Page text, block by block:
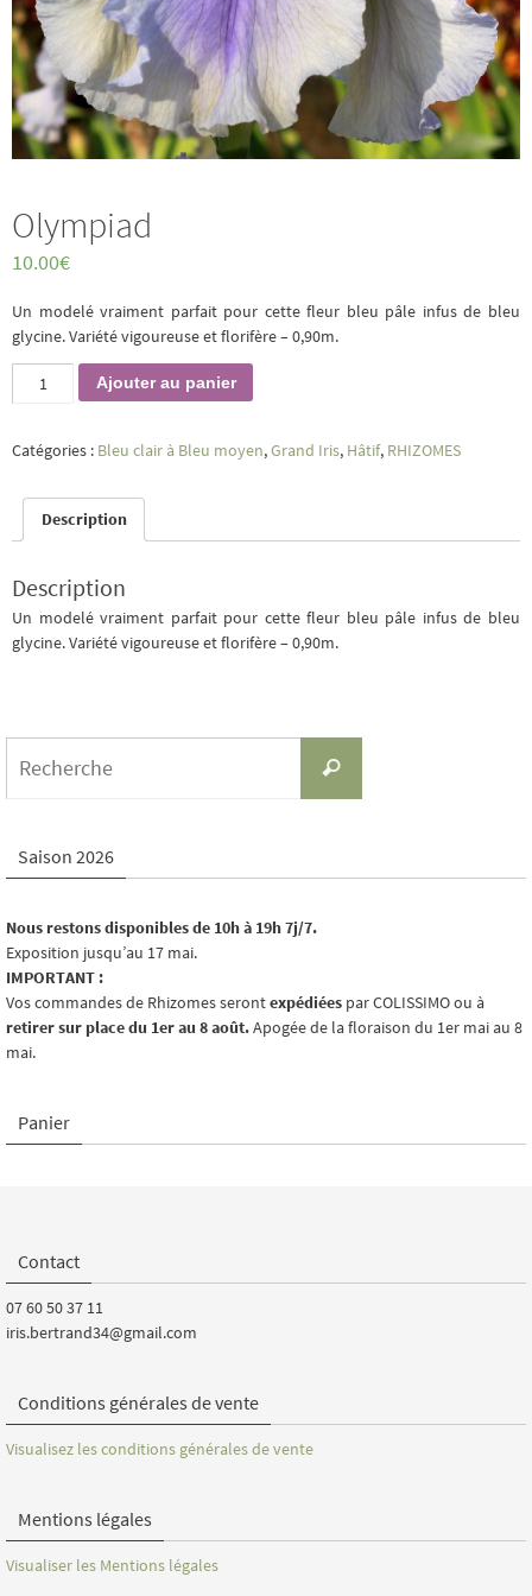
Olympiad
10.00€
Un modelé vraiment parfait pour cette fleur bleu pâle infus de bleu
glycine. Variété vigoureuse et florifère – 0,90m.
quantité
de
Ajouter au panier
Catégories : Bleu clair à Bleu moyen,Grand Iris, Hâtif, RHIZOMES
Description
Description
Un modelé vraiment parfait pour cette fleur bleu pâle infus de bleu
glycine. Variété vigoureuse et florifère – 0,90m.
Recherche
Saison 2026
Nous restons disponibles de 10h à 19h 7j/7.
Exposition jusqu’au 17 mai.
IMPORTANT :
Vos commandes de Rhizomes serontexpédiées par COLISSIMO ou à
retirer sur place du 1er au 8 août.Apogée de la floraison du 1er mai au 8
mai.
Panier
Contact
07 60 50 37 11
iris.bertrand34@gmail.com
Conditions générales de vente
Visualisez les conditions générales de vente
Mentions légales
Visualiser les Mentions légales